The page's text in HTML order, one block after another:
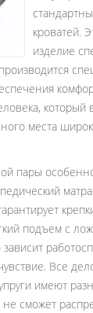
кроватей.
изделие
который
места
пары
подъем с
Все
имеют
сможет